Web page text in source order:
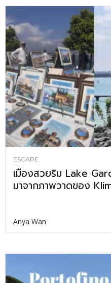
ESCAPE
เมืองสวยริม Lake
มาจากภาพวาดของ
Anya Wan